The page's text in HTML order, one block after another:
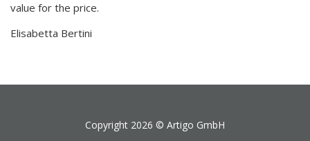
value for the price.
Elisabetta Bertini
Copyright 2026 © Artigo GmbH